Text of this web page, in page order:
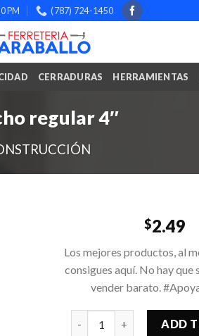
PM (787) 724-1450
CERRADURAS HERRAMIENTAS
regular 4″
$2.49
Los mejores productos, al
consigues aquí. No hay que
vender barato.
ADD